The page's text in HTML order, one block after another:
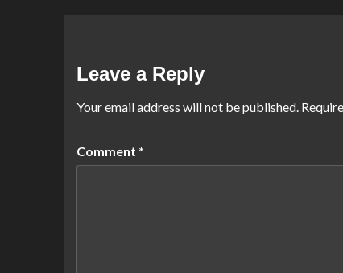
Leave a Reply
Your email address will not be published.
Comment *